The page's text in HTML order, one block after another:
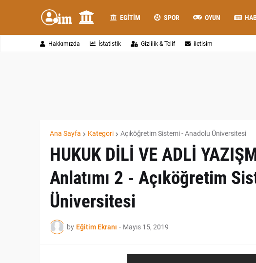
EGITIM SPOR OYUN
Hakkımızda İstatistik Gizlilik & Telif iletisim
Ana Sayfa Kategori Açıköğretim Sistemi - Anadolu Üniversitesi
HUKUK DİLİ VE ADLİ
Anlatımı 2 - Açıköğretim
Üniversitesi
by Eğitim Ekranı - Mayıs 15, 2019